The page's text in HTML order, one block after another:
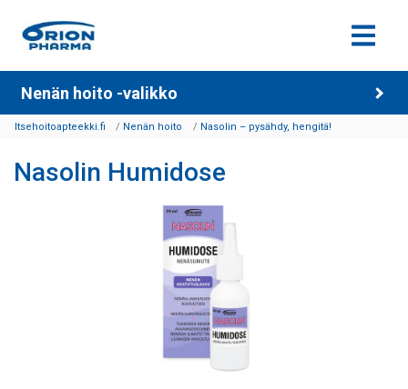
Siirry sisältöön
Nenän hoito -valikko
Itsehoitoapteekki.fi Nenän hoito Nasolin – pysähdy, hengitä!
Nasolin Humidose